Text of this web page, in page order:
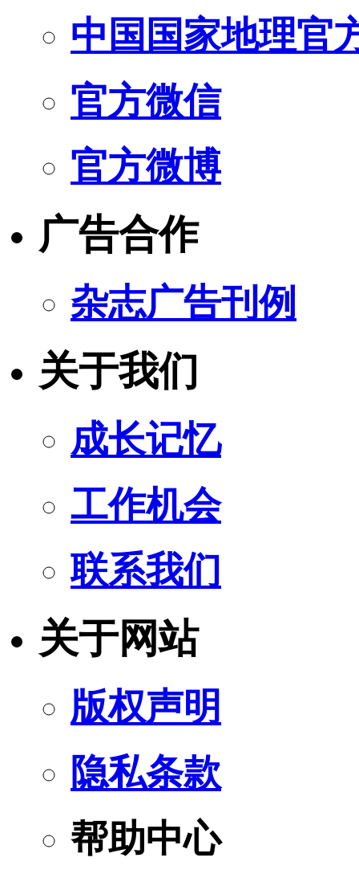
中国国家地理官
官方微信
官方微博
广告合作
杂志广告刊例
关于我们
成长记忆
工作机会
联系我们
关于网站
版权声明
隐私条款
帮助中心